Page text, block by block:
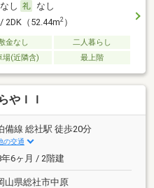
なし
なし
2DK（52.44m2）
金なし
二人暮らし
場(近隣含) 最上階
やＩＩ
備線 総社駅 徒歩20分
の交通
6ヶ月 / 2階建
山県総社市中原